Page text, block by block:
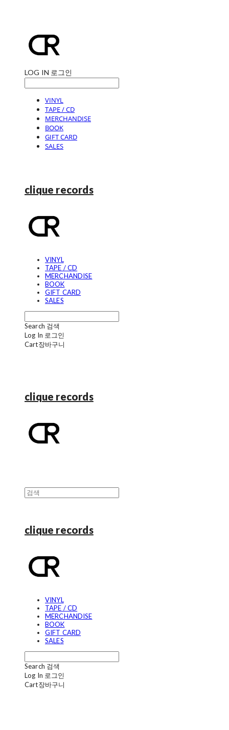
LOG IN 로그인
VINYL
TAPE / CD
MERCHANDISE
BOOK
GIFT CARD
SALES
clique records
VINYL
TAPE / CD
MERCHANDISE
BOOK
GIFT CARD
SALES
Search 검색
Log In 로그인
Cart장바구니
clique records
clique records
VINYL
TAPE / CD
MERCHANDISE
BOOK
GIFT CARD
SALES
Search 검색
Log In 로그인
Cart장바구니